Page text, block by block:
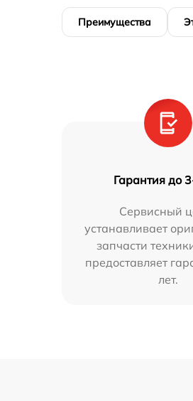
Преимущества
Гарантия до
Сервисный
устанавливает
запчасти
предоставляет
лет.